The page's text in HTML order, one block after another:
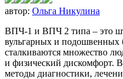
автор: Ольга Никулина
ВПЧ-1 и ВПЧ 2 типа – это
вульгарных и подошвенных
сталкиваются множество
и физический дискомфорт.
методы диагностики,